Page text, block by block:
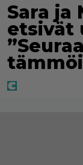
Sara ja
etsivät